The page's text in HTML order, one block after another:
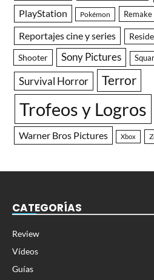
PlayStation Pokémon Remake
Reportajes cine y series
Shooter Sony Pictures
Survival Horror Terror
Trofeos y Logros
Warner Bros Pictures Xbox
CATEGORÍAS
Review
Vídeos
Guías